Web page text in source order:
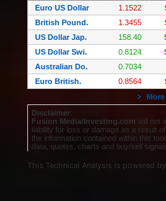
This Technical Analysis is powered by